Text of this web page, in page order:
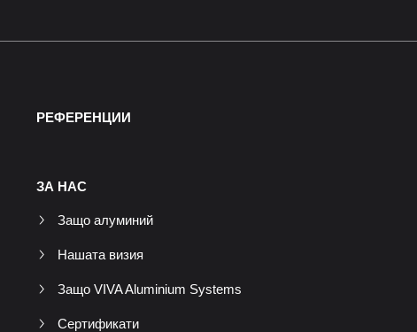
РЕФЕРЕНЦИИ
ЗА НАС
Защо алуминий
Нашата визия
Защо VIVA Aluminium Systems
Сертификати